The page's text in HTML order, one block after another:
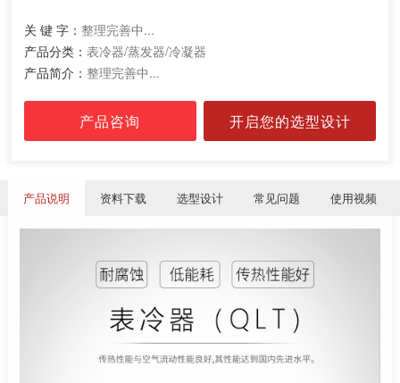
关 键 字： 整理完善中...
产品分类： 表冷器/蒸发器/冷凝器
产品简介： 整理完善中...
产品咨询 开启您的选型设计
产品说明 资料下载 选型设计 常见问题 使用视频